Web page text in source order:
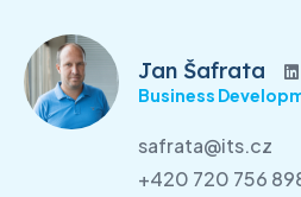
Jan Šafrata
Business
safrata@its.cz
+420 720 756